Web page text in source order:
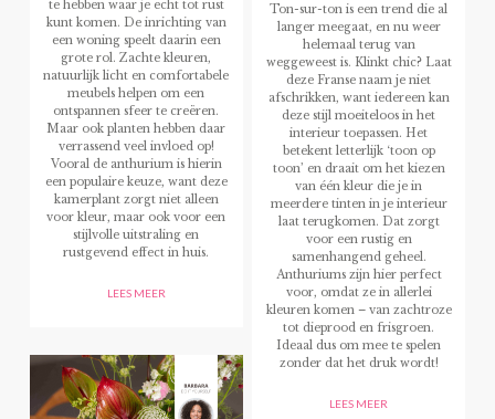
te hebben waar je echt tot rust
kunt komen. De inrichting van
een woning speelt daarin een
grote rol. Zachte kleuren,
natuurlijk licht en comfortabele
meubels helpen om een
ontspannen sfeer te creëren.
Maar ook planten hebben daar
verrassend veel invloed op!
Vooral de anthurium is hierin
een populaire keuze, want deze
kamerplant zorgt niet alleen
voor kleur, maar ook voor een
stijlvolle uitstraling en
rustgevend effect in huis.
LEES MEER
Ton-sur-ton is een trend die al
langer meegaat, en nu weer
helemaal terug van
weggeweest is. Klinkt chic? Laat
deze Franse naam je niet
afschrikken, want iedereen kan
deze stijl moeiteloos in het
interieur toepassen. Het
betekent letterlijk ‘toon op
toon’ en draait om het kiezen
van één kleur die je in
meerdere tinten in je interieur
laat terugkomen. Dat zorgt
voor een rustig en
samenhangend geheel.
Anthuriums zijn hier perfect
voor, omdat ze in allerlei
kleuren komen – van zachtroze
tot dieprood en frisgroen.
Ideaal dus om mee te spelen
zonder dat het druk wordt!
LEES MEER